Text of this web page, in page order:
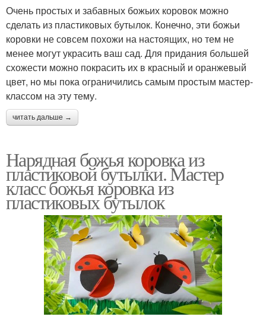
Очень простых и забавных божьих коровок можно
сделать из пластиковых бутылок. Конечно, эти божьи
коровки не совсем похожи на настоящих, но тем не
менее могут украсить ваш сад. Для придания большей
схожести можно покрасить их в красный и оранжевый
цвет, но мы пока ограничились самым простым мастер-
классом на эту тему.
читать дальше →
Нарядная божья коровка из
пластиковой бутылки. Мастер
класс божья коровка из
пластиковых бутылок